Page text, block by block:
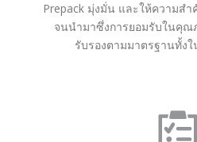
Prepack มุ่งมั่น และให้ความส
จนนำมาซึ่งการยอมรับในคุณ
รับรองตามมาตรฐานทั้ง